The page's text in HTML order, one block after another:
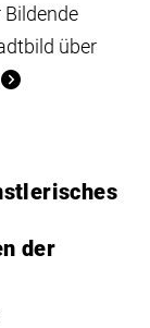
über
der